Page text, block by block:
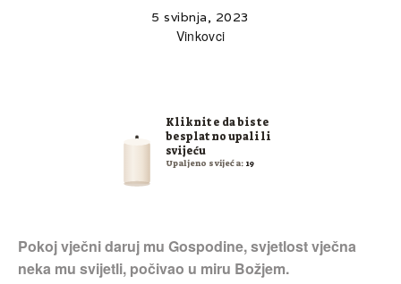
5 svibnja, 2023
Vinkovci
Kliknite da biste
besplatno upalili
svijeću
Upaljeno svijeća: 19
Pokoj vječni daruj mu Gospodine, svjetlost vječna
neka mu svijetli, počivao u miru Božjem.